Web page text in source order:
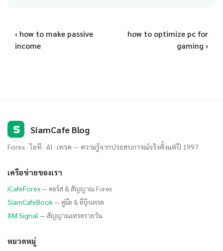
‹ how to make passive
income
how to optimize pc for
gaming ›
S SiamCafe Blog
Forex · ไอที · AI · เทรด — ความรู้จากประสบการณ์จริงตั้งแต่ปี 1997
เครือข่ายของเรา
iCafeForex— คอร์ส & สัญญาณ Forex
SiamCafeBook— คู่มือ & อีบุ๊กเทรด
XM Signal — สัญญาณเทรดรายวัน
หมวดหมู่